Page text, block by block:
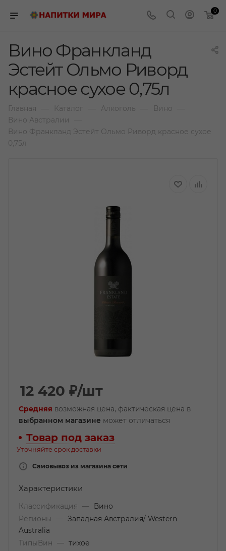
0
Вино Франкланд
Эстейт Ольмо Риворд
красное сухое 0,75л
Главная Каталог Алкоголь Вино
Вино Австралии
Вино Франкланд Эстейт Ольмо Риворд красное сухое
0,75л
12 420 ₽/шт
Средняя возможная цена, фактическая цена в
выбранном магазине может отличаться
Товар под заказ
Уточняйте срок доставки
Самовывоз из магазина сети
Характеристики
Классификация —
Вино
Регионы
— Западная Австралия/ Western
Australia
ТипыВин
— тихое